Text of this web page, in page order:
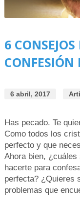
6
CONFESIÓN
6 abril, 2017
Has pecado. Te
Como todos los
perfecto y que
Ahora bien,
hacerte para
perfecta? ¿Quieres
problemas que